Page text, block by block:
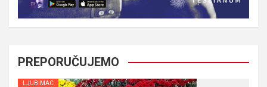
PREPORUČUJEMO
LJUBIMAC